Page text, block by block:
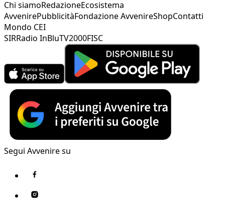
Chi siamoRedazioneEcosistema
AvvenirePubblicitàFondazione AvvenireShopContatti
Mondo CEI
SIRRadio InBluTV2000FISC
Segui Avvenire su